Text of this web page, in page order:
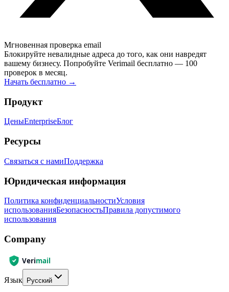
Мгновенная проверка email
Блокируйте невалидные адреса до того, как они навредят
вашему бизнесу. Попробуйте Verimail бесплатно — 100
проверок в месяц.
Начать бесплатно →
Продукт
ЦеныEnterpriseБлог
Ресурсы
Связаться с намиПоддержка
Юридическая информация
Политика конфиденциальностиУсловия
использованияБезопасностьПравила допустимого
использования
Company
Язык Русский